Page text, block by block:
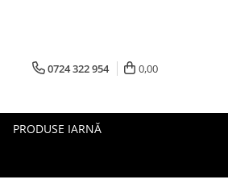
0724 322 954 0,00
PRODUSE IARNĂ